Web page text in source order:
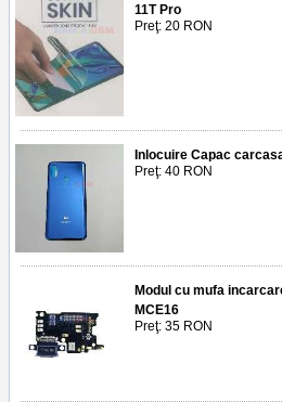
11T Pro
Preţ: 20 RON
Inlocuire Capac
Preţ: 40 RON
Modul cu mufa
MCE16
Preţ: 35 RON